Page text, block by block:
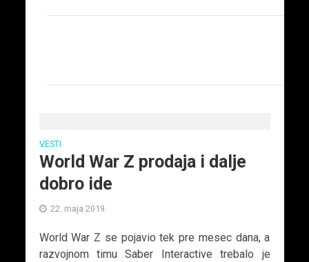
VESTI
World War Z prodaja i dalje
dobro ide
22. maja 2019.
World War Z se pojavio tek pre mesec dana, a
razvojnom timu Saber Interactive trebalo je